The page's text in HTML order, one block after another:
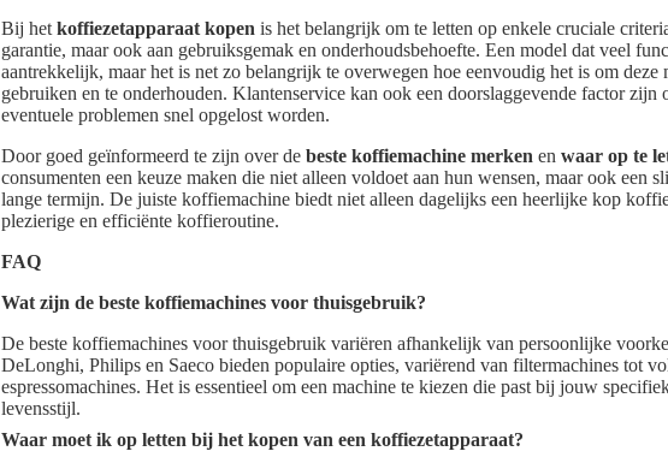
Bij het koffiezetapparaat kopen is het belangrijk om te letten op enkele cruciale
garantie, maar ook aan gebruiksgemak en onderhoudsbehoefte. Een model dat veel
aantrekkelijk, maar het is net zo belangrijk te overwegen hoe eenvoudig het is om deze
gebruiken en te onderhouden. Klantenservice kan ook een doorslaggevende factor zijn
eventuele problemen snel opgelost worden.
Door goed geïnformeerd te zijn over de beste koffiemachine merken en waar op te
consumenten een keuze maken die niet alleen voldoet aan hun wensen, maar ook een
lange termijn. De juiste koffiemachine biedt niet alleen dagelijks een heerlijke kop
plezierige en efficiënte koffieroutine.
FAQ
Wat zijn de beste koffiemachines voor thuisgebruik?
De beste koffiemachines voor thuisgebruik variëren afhankelijk van persoonlijke
DeLonghi, Philips en Saeco bieden populaire opties, variërend van filtermachines tot
espressomachines. Het is essentieel om een machine te kiezen die past bij jouw
levensstijl.
Waar moet ik op letten bij het kopen van een koffiezetapparaat?